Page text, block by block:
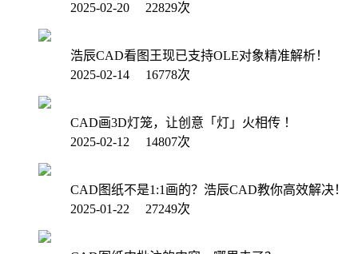
2025-02-20 22829次
浩辰CAD看图王现已支持OLE对象精准解析！
2025-02-14 16778次
CAD画3D灯笼，让创意「灯」火相传 ！
2025-02-12 14807次
CAD图纸不是1:1画的？浩辰CAD教你高效解决！
2025-01-22 27249次